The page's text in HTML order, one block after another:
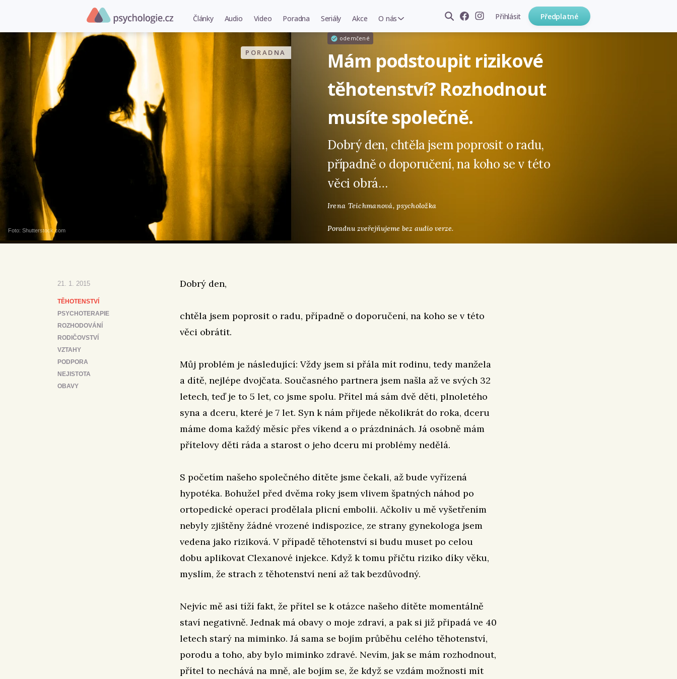
Články Audio Video Poradna Seriály Akce O nás Přihlásit Předplatné
PORADNA
Foto: Shutterstock.com
odemčené
Mám podstoupit rizikové
těhotenství? Rozhodnout
musíte společně.
Dobrý den, chtěla jsem poprosit o radu,
případně o doporučení, na koho se v této
věci obrá…
Irena Teichmanová,psycholožka
Poradnu zveřejňujeme bez audio verze.
21. 1. 2015
TĚHOTENSTVÍ
PSYCHOTERAPIE
ROZHODOVÁNÍ
RODIČOVSTVÍ
VZTAHY
PODPORA
NEJISTOTA
OBAVY
Dobrý den,
chtěla jsem poprosit o radu, případně o doporučení, na koho se v této
věci obrátit.
Můj problém je následující: Vždy jsem si přála mít rodinu, tedy manžela
a dítě, nejlépe dvojčata. Současného partnera jsem našla až ve svých 32
letech, teď je to 5 let, co jsme spolu. Přítel má sám dvě děti, plnoletého
syna a dceru, které je 7 let. Syn k nám přijede několikrát do roka, dceru
máme doma každý měsíc přes víkend a o prázdninách. Já osobně mám
přítelovy děti ráda a starost o jeho dceru mi problémy nedělá.
S početím našeho společného dítěte jsme čekali, až bude vyřízená
hypotéka. Bohužel před dvěma roky jsem vlivem špatných náhod po
ortopedické operaci prodělala plicní embolii. Ačkoliv u mě vyšetřením
nebyly zjištěny žádné vrozené indispozice, ze strany gynekologa jsem
vedena jako riziková. V případě těhotenství si budu muset po celou
dobu aplikovat Clexanové injekce. Když k tomu přičtu riziko díky věku,
myslím, že strach z těhotenství není až tak bezdůvodný.
Nejvíc mě asi tíží fakt, že přítel se k otázce našeho dítěte momentálně
staví negativně. Jednak má obavy o moje zdraví, a pak si již připadá ve 40
letech starý na miminko. Já sama se bojím průběhu celého těhotenství,
porodu a toho, aby bylo miminko zdravé. Nevím, jak se mám rozhodnout,
přítel to nechává na mně, ale bojím se, že když se vzdám možnosti mít